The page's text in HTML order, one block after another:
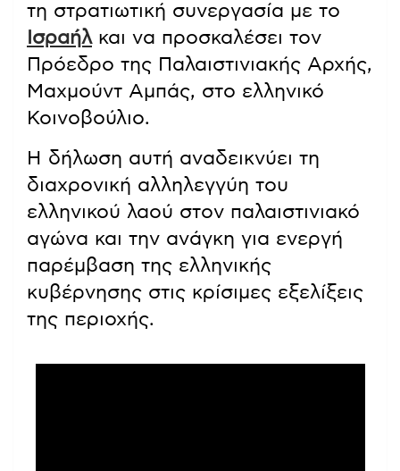
τη στρατιωτική συνεργασία με το
Ισραήλκαι να προσκαλέσει τον
Πρόεδρο της Παλαιστινιακής Αρχής,
Μαχμούντ Αμπάς, στο ελληνικό
Κοινοβούλιο.
Η δήλωση αυτή αναδεικνύει τη
διαχρονική αλληλεγγύη του
ελληνικού λαού στον παλαιστινιακό
αγώνα και την ανάγκη για ενεργή
παρέμβαση της ελληνικής
κυβέρνησης στις κρίσιμες εξελίξεις
της περιοχής.